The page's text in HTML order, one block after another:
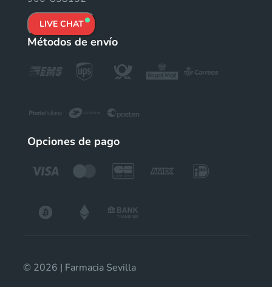
LIVE CHAT
Métodos de envío
Opciones de pago
© 2026 | Farmacia Sevilla